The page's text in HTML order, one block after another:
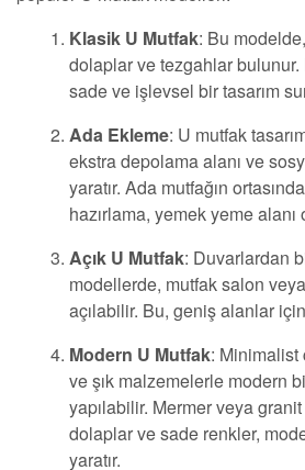
Klasik U Mutfak: Bu
dolaplar ve tezgahlar
sade ve işlevsel bir tasarım
Ada Ekleme: U mutfak
ekstra depolama alanı ve
yaratır. Ada mutfağın
hazırlama, yemek yeme
Açık U Mutfak: Duvarlardan
modellerde, mutfak salon
açılabilir. Bu, geniş alanlar
Modern U Mutfak: Minimalist
ve şık malzemelerle modern
yapılabilir. Mermer veya
dolaplar ve sade renkler,
yaratır.